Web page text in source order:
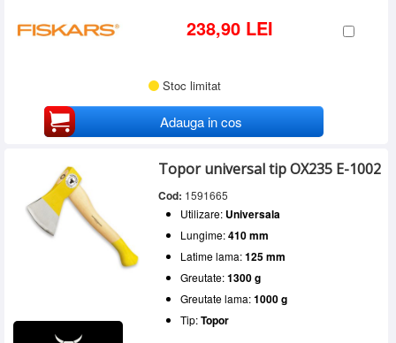
238,90 LEI
Stoc limitat
Adauga in cos
Topor universal tip OX235 E-1002
Cod: 1591665
Utilizare: Universala
Lungime:410 mm
Latime lama:125 mm
Greutate:1300 g
Greutate lama:1000 g
Tip:Topor